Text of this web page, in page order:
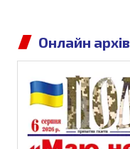
Онлайн архів